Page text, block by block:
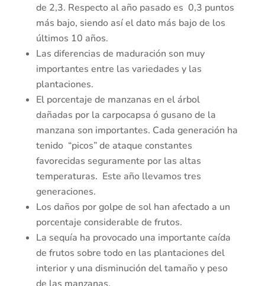
de 2,3. Respecto al año pasado es 0,3 puntos
más bajo, siendo así el dato más bajo de los
últimos 10 años.
Las diferencias de maduración son muy
importantes entre las variedades y las
plantaciones.
El porcentaje de manzanas en el árbol
dañadas por la carpocapsa ó gusano de la
manzana son importantes. Cada generación ha
tenido “picos” de ataque constantes
favorecidas seguramente por las altas
temperaturas. Este año llevamos tres
generaciones.
Los daños por golpe de sol han afectado a un
porcentaje considerable de frutos.
La sequía ha provocado una importante caída
de frutos sobre todo en las plantaciones del
interior y una disminución del tamaño y peso